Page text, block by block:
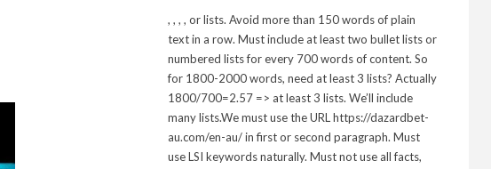
, , , , or lists. Avoid more than 150 words of plain
text in a row. Must include at least two bullet lists or
numbered lists for every 700 words of content. So
for 1800-2000 words, need at least 3 lists? Actually
1800/700=2.57 => at least 3 lists. We’ll include
many lists.We must use the URL https://dazardbet-
au.com/en-au/ in first or second paragraph. Must
use LSI keywords naturally. Must not use all facts,